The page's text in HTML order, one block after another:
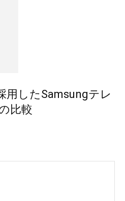
用したSamsungテレ
比較